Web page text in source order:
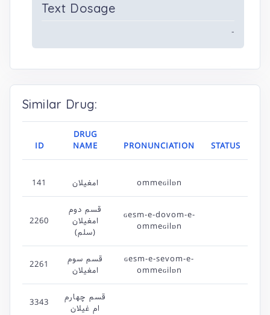
Text Dosage
-
Similar Drug:
ID
DRUG
NAME
PRONUNCIATION STATUS
141 امغیلان ommeɢilɒn
2260
قسم دوم
امغیلان
(سلم)
ɢesm-e-dovom-e-
ommeɢilɒn
2261
قسم سوم
امغیلان
ɢesm-e-sevom-e-
ommeɢilɒn
3343
قسم چهارم
ام غیلان